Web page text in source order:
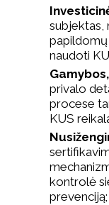
subjektas,
papildomų
naudoti
privalo
procese
KUS
kontrolė
prevenciją;